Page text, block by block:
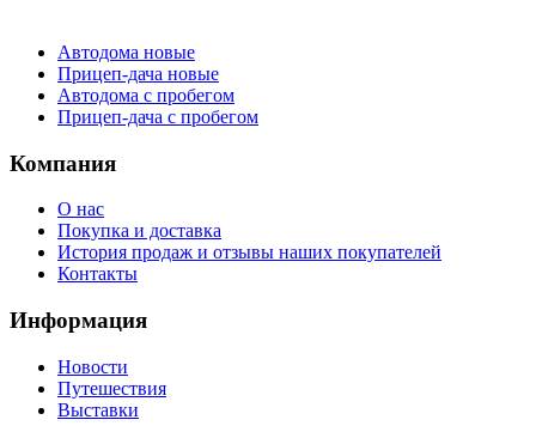
Автодома новые
Прицеп-дача новые
Автодома с пробегом
Прицеп-дача с пробегом
Компания
О нас
Покупка и доставка
История продаж и отзывы наших покупателей
Контакты
Информация
Новости
Путешествия
Выставки